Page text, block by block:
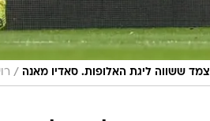
צמד ששווה ליגת האלופות. סאדיו מאנה /